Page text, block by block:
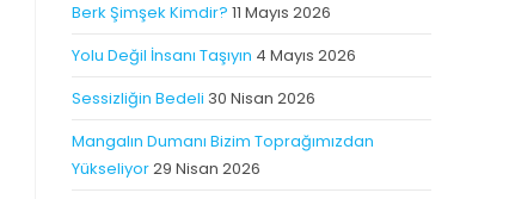
Berk Şimşek Kimdir? 11 Mayıs 2026
Yolu Değil İnsanı Taşıyın 4 Mayıs 2026
Sessizliğin Bedeli 30 Nisan 2026
Mangalın Dumanı Bizim Toprağımızdan
Yükseliyor29 Nisan 2026